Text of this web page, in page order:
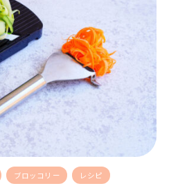
ブロッコリー
レシピ